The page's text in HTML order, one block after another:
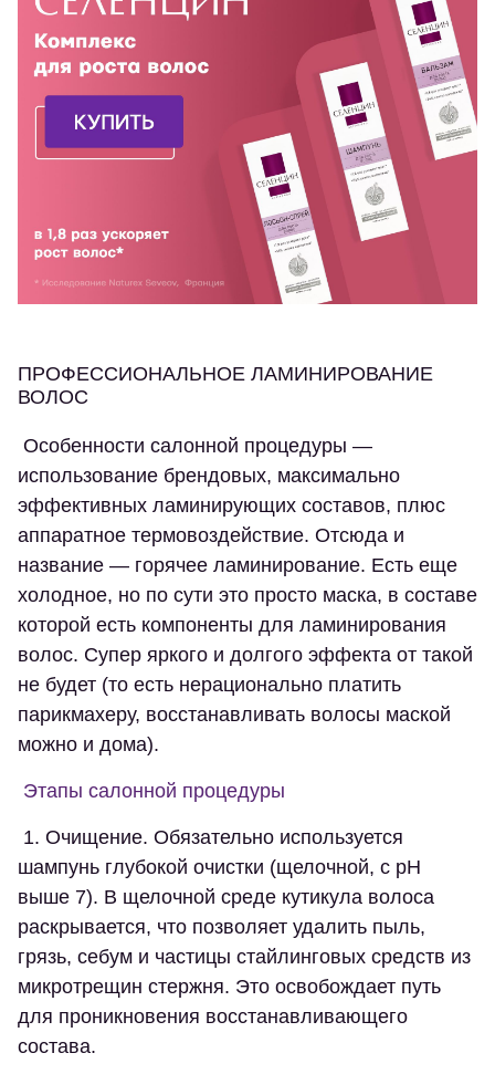
ПРОФЕССИОНАЛЬНОЕ ЛАМИНИРОВАНИЕ
ВОЛОС
Особенности салонной процедуры —
использование брендовых, максимально
эффективных ламинирующих составов, плюс
аппаратное термовоздействие. Отсюда и
название — горячее ламинирование. Есть еще
холодное, но по сути это просто маска, в составе
которой есть компоненты для ламинирования
волос. Супер яркого и долгого эффекта от такой
не будет (то есть нерационально платить
парикмахеру, восстанавливать волосы маской
можно и дома).
Этапы салонной процедуры
1. Очищение. Обязательно используется
шампунь глубокой очистки (щелочной, с pH
выше 7). В щелочной среде кутикула волоса
раскрывается, что позволяет удалить пыль,
грязь, себум и частицы стайлинговых средств из
микротрещин стержня. Это освобождает путь
для проникновения восстанавливающего
состава.